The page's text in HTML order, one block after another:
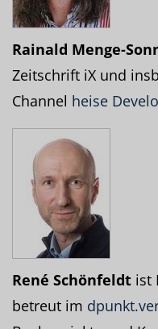
Rainald Menge-
Zeitschrift iX und
Channel heise
René Schönfeldt ist
betreut im